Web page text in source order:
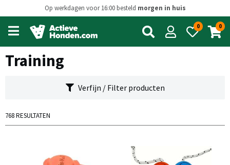
Op werkdagen voor 16:00 besteld morgen in huis
Open
main
menu
0 0
Training
Verfijn / Filter producten
768 RESULTATEN